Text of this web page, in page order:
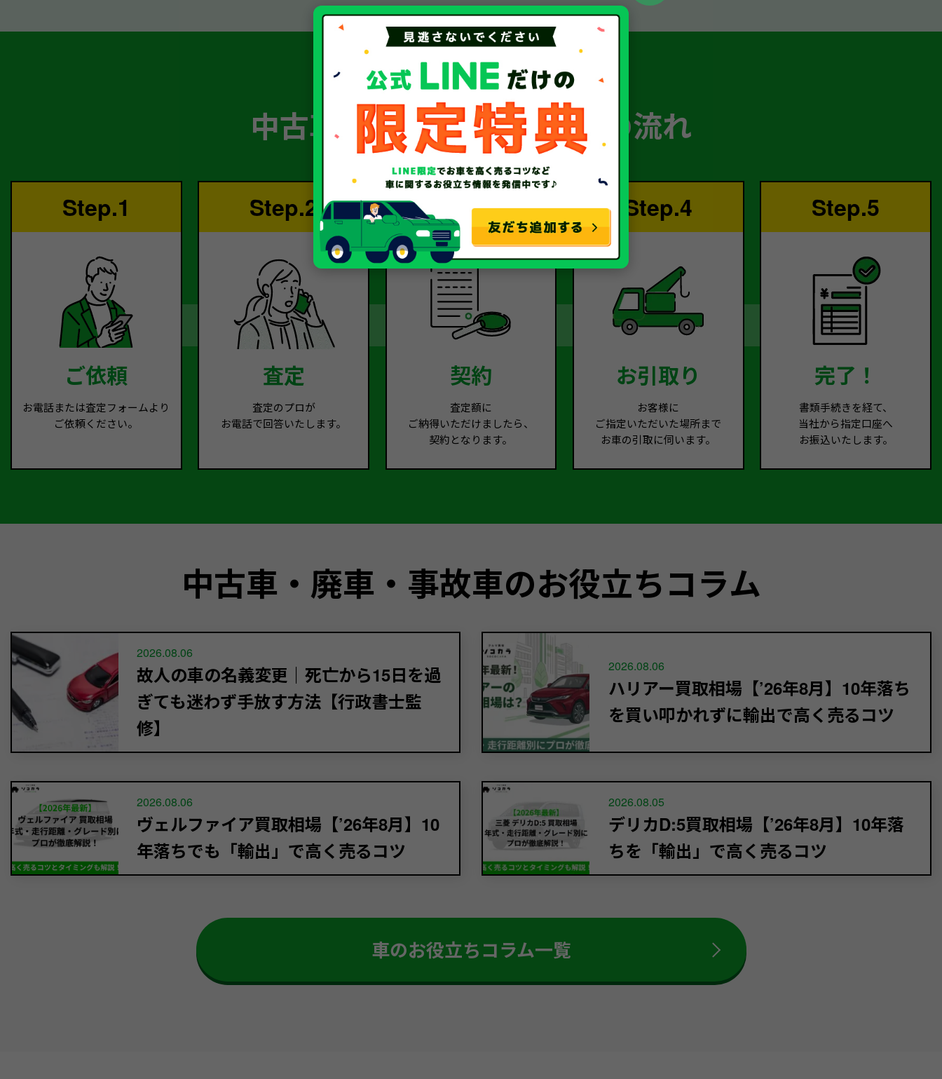
簡単 5ステップ！
中古車・廃車・事故車買取の流れ
Step.1
ご依頼
お電話または査定フォームより
ご依頼ください。
Step.2
査定
査定のプロが
お電話で回答いたします。
Step.3
契約
査定額に
ご納得いただけましたら、
契約となります。
Step.4
お引取り
お客様に
ご指定いただいた場所まで
お車の引取に伺います。
Step.5
完了！
書類手続きを経て、
当社から指定口座へ
お振込いたします。
中古車・廃車・事故車のお役立ちコラム
2026.08.06
故人の車の名義変更｜死亡から15日を過
ぎても迷わず手放す方法【行政書士監
修】
2026.08.06
ハリアー買取相場【’26年8月】10年落ち
を買い叩かれずに輸出で高く売るコツ
2026.08.06
ヴェルファイア買取相場【’26年8月】10
年落ちでも「輸出」で高く売るコツ
2026.08.05
デリカD:5買取相場【’26年8月】10年落
ちを「輸出」で高く売るコツ
車のお役立ちコラム一覧